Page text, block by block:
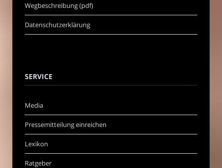
Wegbeschreibung (pdf)
Datenschutzerklärung
SERVICE
Media
Pressemitteilung einreichen
Lexikon
Ratgeber